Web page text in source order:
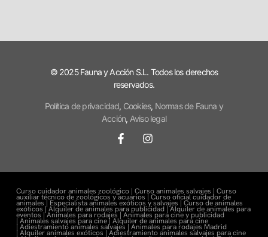
© 2025 Fauna y Acción S.L. Todos los derechos
reservados.
Política de privacidad, Cookies, Normas de Fauna y
Acción, Aviso legal
Curso cuidador animales zoológico | Curso animales salvajes | Curso
auxiliar técnico de zoológicos y acuarios | Curso oficial cuidador de
animales | Especialista animales exóticos y salvajes | Curso de animales
exóticos |Alquiler de animales para publicidad |Alquiler de animales para
eventos |Animales para rodajes | Animales para cine y publicidad
| Animales salvajes para cine | Alquiler de animales para cine
| Adiestramiento animales salvajes | Animales para rodajes Madrid
| Alquiler animales exóticos | Adiestramiento animales salvajes para cine